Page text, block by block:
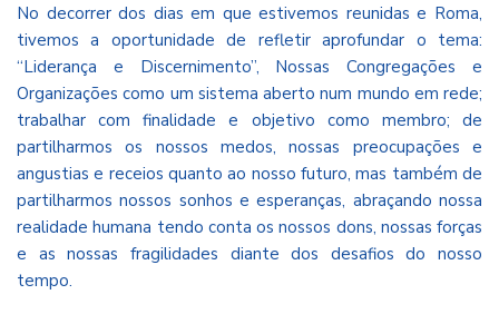
No decorrer dos dias em que estivemos reunidas e Roma,
tivemos a oportunidade de refletir aprofundar o tema:
“Liderança e Discernimento”, Nossas Congregações e
Organizações como um sistema aberto num mundo em rede;
trabalhar com finalidade e objetivo como membro; de
partilharmos os nossos medos, nossas preocupações e
angustias e receios quanto ao nosso futuro, mas também de
partilharmos nossos sonhos e esperanças, abraçando nossa
realidade humana tendo conta os nossos dons, nossas forças
e as nossas fragilidades diante dos desafios do nosso
tempo.